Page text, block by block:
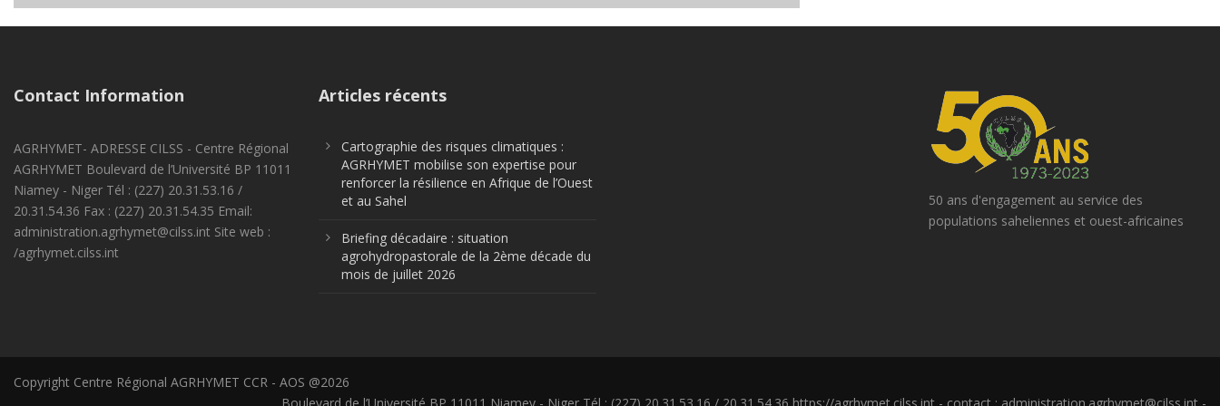
Contact Information
AGRHYMET- ADRESSE CILSS - Centre Régional
AGRHYMET Boulevard de l’Université BP 11011
Niamey - Niger Tél : (227) 20.31.53.16 /
20.31.54.36 Fax : (227) 20.31.54.35 Email:
administration.agrhymet@cilss.int Site web :
/agrhymet.cilss.int
Articles récents
Cartographie des risques climatiques :
AGRHYMET mobilise son expertise pour
renforcer la résilience en Afrique de l’Ouest
et au Sahel
Briefing décadaire : situation
agrohydropastorale de la 2ème décade du
mois de juillet 2026
50 ans d'engagement au service des
populations saheliennes et ouest-africaines
Copyright Centre Régional AGRHYMET CCR - AOS @2026